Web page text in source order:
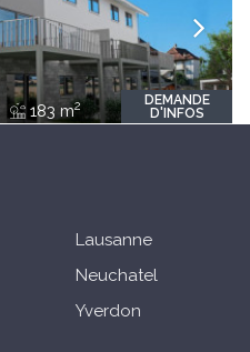
183 m2
DEMANDE
D'INFOS
Lausanne
Neuchatel
Yverdon